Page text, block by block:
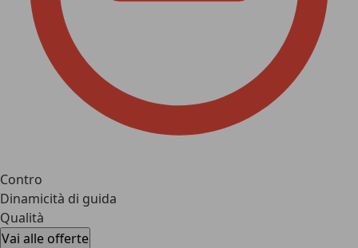
Contro
Dinamicità di guida
Qualità
Vai alle offerte